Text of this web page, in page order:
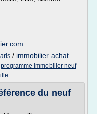
/ immobilier achat
programme immobilier neuf
du neuf